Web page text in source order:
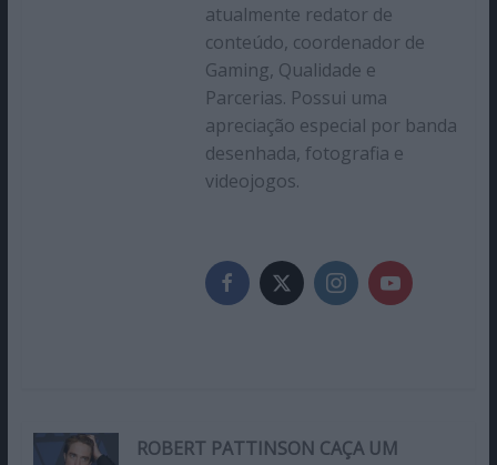
atualmente redator de
conteúdo, coordenador de
Gaming, Qualidade e
Parcerias. Possui uma
apreciação especial por banda
desenhada, fotografia e
videojogos.
ROBERT PATTINSON CAÇA UM